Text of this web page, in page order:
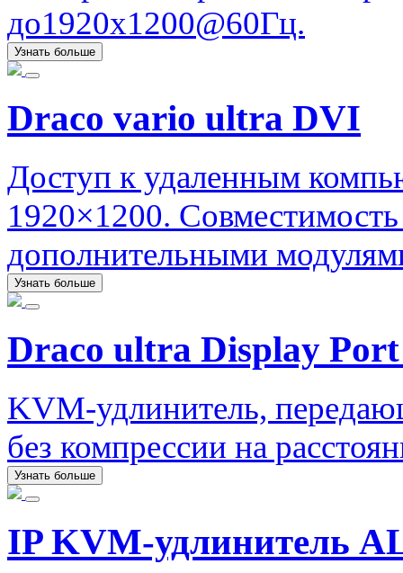
до1920x1200@60Гц.
Узнать больше
Draco vario ultra DVI
Доступ к удаленным
1920×1200.
дополнительными
Узнать больше
Draco ultra Display Port
KVM-удлинитель,
без компрессии на
Узнать больше
IP KVM-удлинитель